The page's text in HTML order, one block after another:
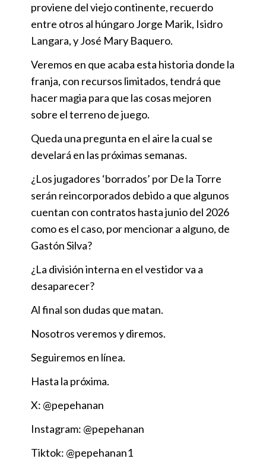
proviene del viejo continente, recuerdo
entre otros al húngaro Jorge Marik, Isidro
Langara, y José Mary Baquero.
Veremos en que acaba esta historia donde la
franja, con recursos limitados, tendrá que
hacer magia para que las cosas mejoren
sobre el terreno de juego.
Queda una pregunta en el aire la cual se
develará en las próximas semanas.
¿Los jugadores ‘borrados’ por De la Torre
serán reincorporados debido a que algunos
cuentan con contratos hasta junio del 2026
como es el caso, por mencionar a alguno, de
Gastón Silva?
¿La división interna en el vestidor va a
desaparecer?
Al final son dudas que matan.
Nosotros veremos y diremos.
Seguiremos en línea.
Hasta la próxima.
X: @pepehanan
Instagram: @pepehanan
Tiktok: @pepehanan1